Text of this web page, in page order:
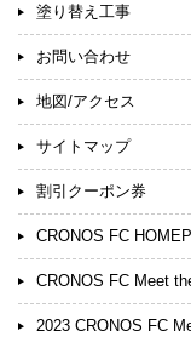
塗り替え工事
お問い合わせ
地図/アクセス
サイトマップ
割引クーポン券
CRONOS FC
CRONOS FC Meet
2023 CRONOS FC